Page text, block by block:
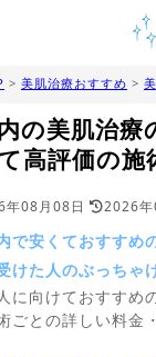
> 美肌治療おすすめ >
の美肌治
て高評価の
年08月08日 2026年
で安くておすすめ
けた人のぶっちゃ
に向けておすすめ
ごとの詳しい料金